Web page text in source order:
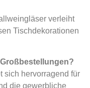
verleiht
Tischdekorationen
sich hervorragend für
die gewerbliche